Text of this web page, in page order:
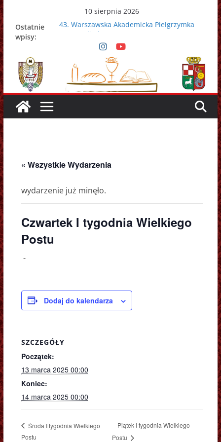
Przejdź
do
treści
10 sierpnia 2026
Ostatnie
wpisy:
43. Warszawska Akademicka Pielgrzymka
Metropolitalna
Nowy Papież – Leon XIV
Zmarł papież Franciszek
Adrian Galbas nowym metropolitą
warszawskim
Zmarł ks. prałat Kazimierz Apel
« Wszystkie Wydarzenia
wydarzenie już minęło.
Czwartek I tygodnia Wielkiego
Postu
-
Dodaj do kalendarza
SZCZEGÓŁY
Początek:
13 marca 2025 00:00
Koniec:
14 marca 2025 00:00
Środa I tygodnia Wielkiego
Postu
Piątek I tygodnia Wielkiego
Postu